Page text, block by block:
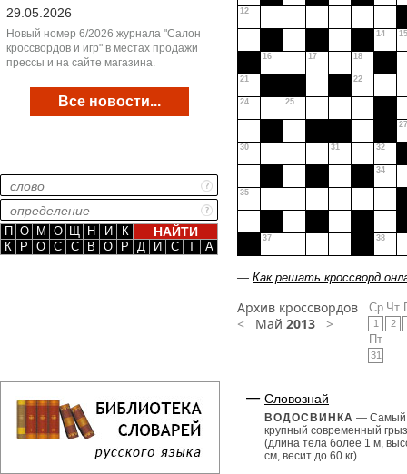
29.05.2026
Новый номер 6/2026 журнала "Салон
кроссвордов и игр" в местах продажи
прессы и на сайте магазина.
Все новости...
П О М О Щ Н И
К
К
Р О С С В О Р Д И С Т А
12
14 15
16 17 18
21 22
24 25
27
30 31 32
34
35
37 38
— Как решать кроссворд
Архив кроссвордов
< Май 2013 >
Ср
1
Чт
2
Пт
31
Словознай
ВОДОСВИНКА — Самый
крупный современный
(длина тела более 1 м,
см, весит до 60 кг).